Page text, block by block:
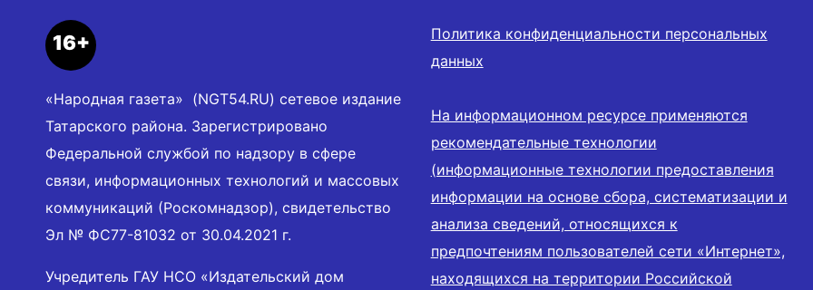
16+
«Народная газета» (NGT54.RU) сетевое издание
Татарского района. Зарегистрировано
Федеральной службой по надзору в сфере
связи, информационных технологий и массовых
коммуникаций (Роскомнадзор), свидетельство
Эл № ФС77-81032 от 30.04.2021 г.
Учредитель ГАУ НСО «Издательский дом
Политика конфиденциальности персональных
данных
На информационном ресурсе применяются
рекомендательные технологии
(информационные технологии предоставления
информации на основе сбора, систематизации и
анализа сведений, относящихся к
предпочтениям пользователей сети «Интернет»,
находящихся на территории Российской